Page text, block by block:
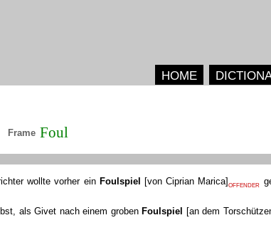
HOME
Frame Foul
wollte vorher ein Foulspiel [von Ciprian Marica]OFFENDER
als Givet nach einem groben Foulspiel [an dem